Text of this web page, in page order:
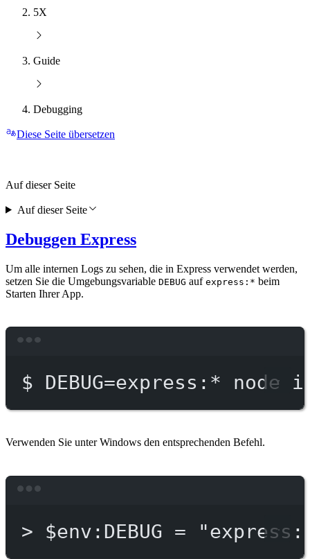
5X
Guide
Debugging
Diese Seite übersetzen
Debuggen Express
Um alle internen Logs zu sehen, die in Express verwendet werden,
setzen Sie die Umgebungsvariable DEBUG auf express:* beim
Starten Ihrer App.
$ DEBUG=express: * node
Verwenden Sie unter Windows den entsprechenden Befehl.
> $env:DEBUG =
Auf dieser Seite
Auf dieser Seite